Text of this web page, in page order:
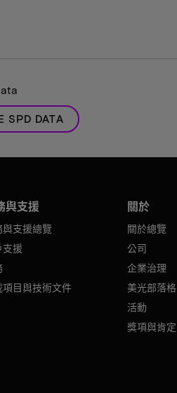
SPD DATA
與支援
與支援總覽
支援
項目與技術文件
關於
關於總覽
公司
企業治理
美光部落格
活動
獎項與肯定